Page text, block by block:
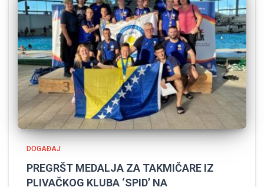
DOGAĐAJ
PREGRŠT MEDALJA ZA TAKMIČARE IZ
PLIVAČKOG KLUBA ‘SPID’ NA